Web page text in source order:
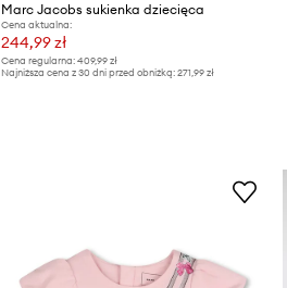
Marc Jacobs sukienka dziecięca
Cena aktualna:
244,99 zł
Cena regularna: 409,99 zł
Najniższa cena z 30 dni przed obniżką: 271,99 zł